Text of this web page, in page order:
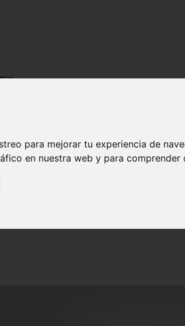
para mejorar tu experiencia de
en nuestra web y para